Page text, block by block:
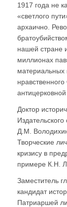
1917 года не
«светлого
архаично.
нашей стране
миллионах
материальных
Доктор
Д.М.
Творческие
кризису в
примере К.Н.
Заместитель
кандидат
Патриаршей